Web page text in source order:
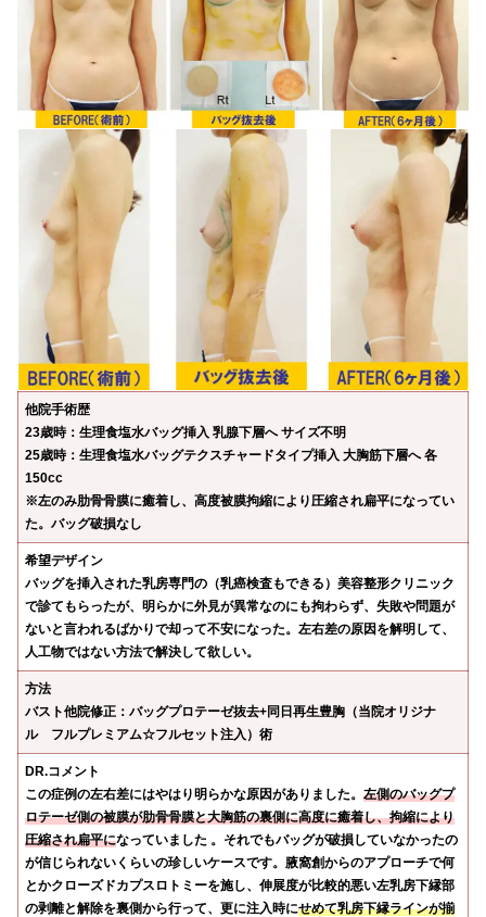
他院手術歴
23歳時：生理食塩水バッグ挿入 乳腺下層へ サイズ不明
25歳時：生理食塩水バッグテクスチャードタイプ挿入 大胸筋下層へ 各
150cc
※左のみ肋骨骨膜に癒着し、高度被膜拘縮により圧縮され扁平になってい
た。バッグ破損なし
希望デザイン
バッグを挿入された乳房専門の（乳癌検査もできる）美容整形クリニック
で診てもらったが、明らかに外見が異常なのにも拘わらず、失敗や問題が
ないと言われるばかりで却って不安になった。左右差の原因を解明して、
人工物ではない方法で解決して欲しい。
方法
バスト他院修正：バッグプロテーゼ抜去+同日再生豊胸（当院オリジナ
ル フルプレミアム☆フルセット注入）術
DR.コメント
この症例の左右差にはやはり明らかな原因がありました。 左側のバッグプ
ロテーゼ側の被膜が肋骨骨膜と大胸筋の裏側に高度に癒着し、拘縮により
圧縮され扁平になっていました 。それでもバッグが破損していなかったの
が信じられないくらいの珍しいケースです。腋窩創からのアプローチで何
とかクローズドカプスロトミーを施し、伸展度が比較的悪い左乳房下縁部
の剥離と解除を裏側から行って、更に注入時にせめて乳房下縁ラインが揃